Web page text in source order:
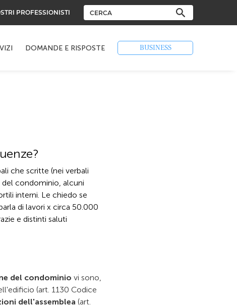
PROFESSIONISTI
DOMANDE E RISPOSTE BUSINESS
che scritte (nei verbali
del condominio, alcuni
interni. Le chiedo se
di lavori x circa 50.000
e distinti saluti
del condominio vi sono,
(art. 1130 Codice
dell'assemblea (art.